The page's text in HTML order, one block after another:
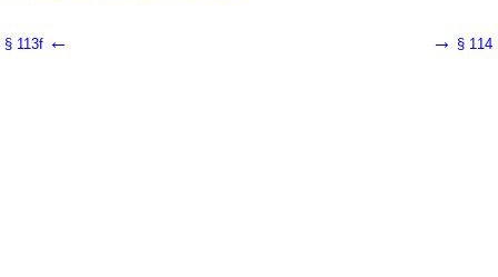
§ 113f ← → § 114